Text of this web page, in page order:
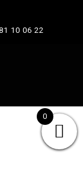
10 06 22
0